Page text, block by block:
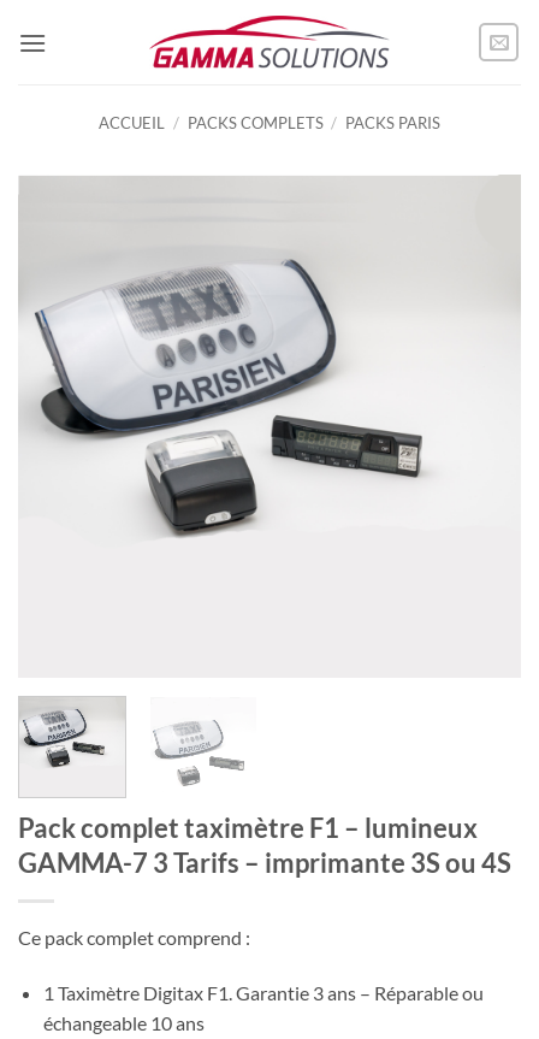
ACCUEIL / PACKS COMPLETS / PACKS PARIS
Pack complet taximètre F1 – lumineux
GAMMA-7 3 Tarifs – imprimante 3S ou 4S
Ce pack complet comprend :
1 Taximètre Digitax F1. Garantie 3 ans – Réparable ou
échangeable 10 ans